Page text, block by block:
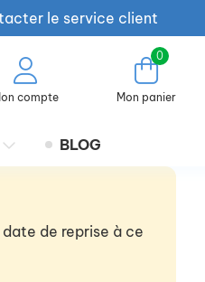
le service client
compte
0
Mon panier
BLOG
de reprise à ce